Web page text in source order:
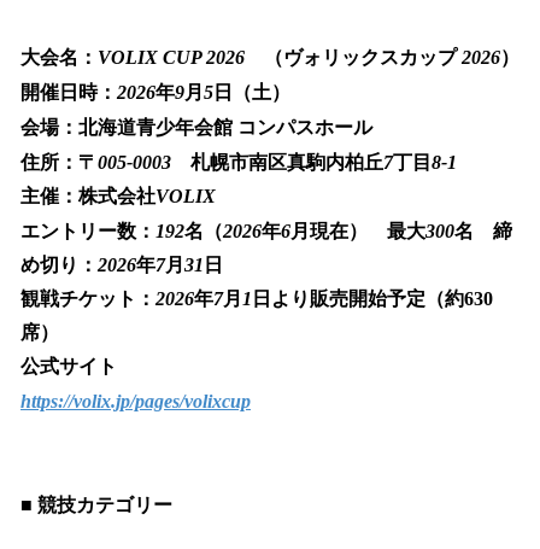
大会名： VOLIX CUP 2026 （ヴォリックスカップ2026）
開催日時： 2026年9月 5 日（土）
会場：北海道青少年会館 コンパスホール
住所：〒 005-0003 札幌市南区真駒内柏丘7丁目 8-1
主催：株式会社VOLIX
エントリー数： 192名（2026年6月現在） 最大300名 締
め切り： 2026年7月 31 日
観戦チケット： 2026年7月 1 日より販売開始予定（約630
席）
公式サイト
https://volix.jp/pages/volixcup
■ 競技カテゴリー